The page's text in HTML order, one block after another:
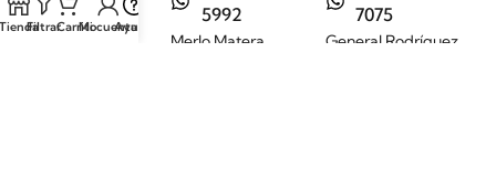
5992
Merlo Matera
7075
General Rodríguez
FiltrarCarritoMi cuenta
Ayuda